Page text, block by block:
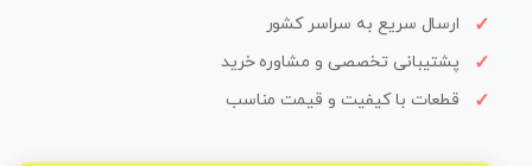
ارسال سریع به سراسر کشور
پشتیبانی تخصصی و مشاوره خرید
قطعات با کیفیت و قیمت مناسب